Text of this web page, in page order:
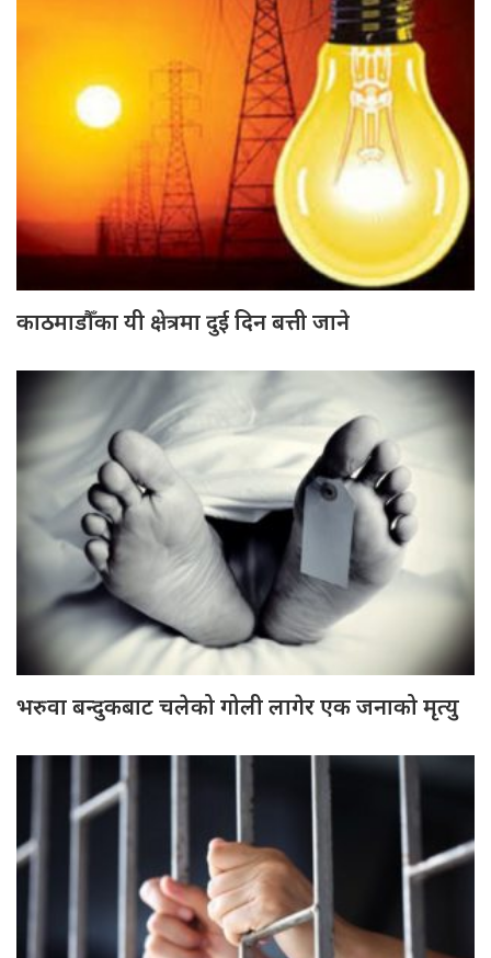
काठमाडौँका यी क्षेत्रमा दुई दिन बत्ती जाने
भरुवा बन्दुकबाट चलेको गोली लागेर एक जनाको मृत्यु